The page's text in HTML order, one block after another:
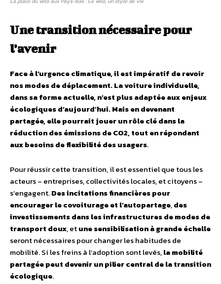
Une transition nécessaire pour
l’avenir
Face à l’urgence climatique, il est impératif de revoir
nos modes de déplacement. La voiture individuelle,
dans sa forme actuelle, n’est plus adaptée aux enjeux
écologiques d’aujourd’hui. Mais en devenant
partagée, elle pourrait jouer un rôle clé dans la
réduction des émissions de CO2, tout en répondant
aux besoins de flexibilité des usagers.
Pour réussir cette transition, il est essentiel que tous les
acteurs – entreprises, collectivités locales, et citoyens –
s’engagent.Des incitations financières pour
encourager le covoiturage et l’autopartage,des
investissements dans les infrastructures de modes de
transport doux, etune sensibilisation à grande échelle
seront nécessaires pour changer les habitudes de
mobilité. Si les freins à l’adoption sont levés,la mobilité
partagée peut devenir un pilier central de la transition
écologique.